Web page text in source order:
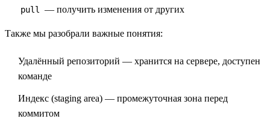
pull — получить изменения от других
Также мы разобрали важные понятия:
Удалённый репозиторий — хранится на сервере, доступен
команде
Индекс (staging area) — промежуточная зона перед
коммитом